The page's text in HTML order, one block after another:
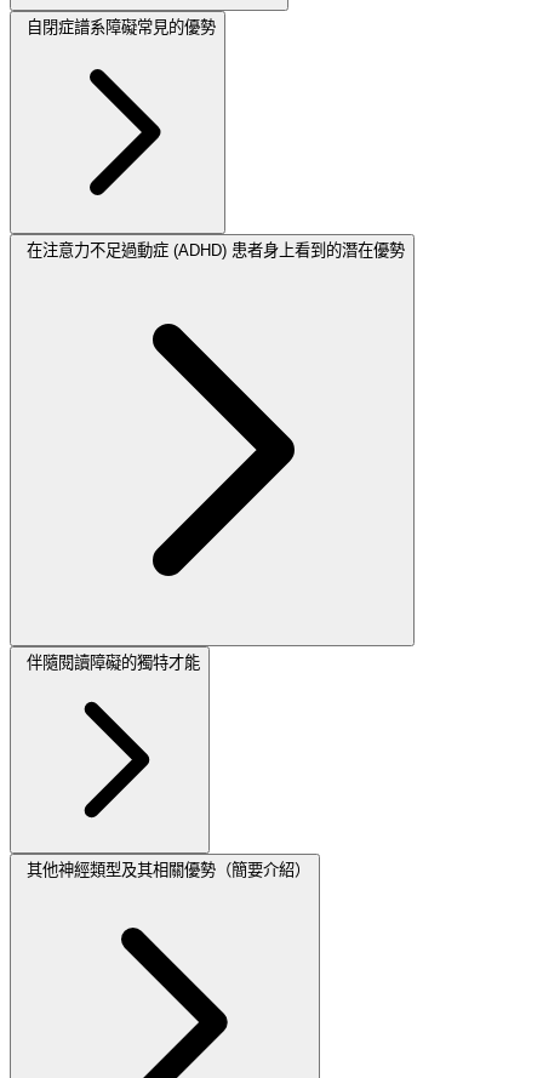
自閉症譜系障礙常見的優勢
在注意力不足過動症 (ADHD) 患者身上看到的潛在優勢
伴隨閱讀障礙的獨特才能
其他神經類型及其相關優勢（簡要介紹）